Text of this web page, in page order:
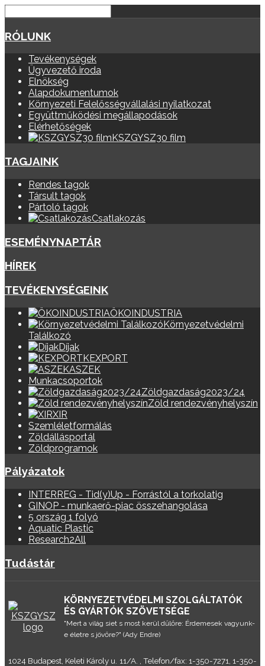
RÓLUNK
Tevékenységek
Ügyvezető iroda
Elnökség
Alapdokumentumok
Környezeti Felelősségvállalási nyilatkozat
Együttműködési megállapodások
Elérhetőségek
KSZGYSZ30 film
TAGJAINK
Rendes tagok
Társult tagok
Pártoló tagok
Csatlakozás
ESEMÉNYNAPTÁR
HÍREK
TEVÉKENYSÉGEINK
ÖKOINDUSTRIA
Környezetvédelmi
Találkozó
Díjak
KEXPORT
ASZEK
Munkacsoportok
Zöldgazdaság2023/24
Zöld rendezvényhelyszín
XIR
Szemléletformálás
Zöldállásportál
Zöldprogramok
Pályázatok
INTERREG - Tid(y)Up - Forrástól a torkolatig
GINOP - munkaerő-piac összehangolása
5 ország 1 folyó
Aquatic Plastic
Research2All
Tudástár
KÖRNYEZETVÉDELMI SZOLGÁLTATÓK
ÉS GYÁRTÓK SZÖVETSÉGE
"Mert a világ siet s most kerül dűlőre: Érdemesek vagyunk-
e életre s jövőre?" (Ady Endre)
1024 Budapest, Keleti Károly u. 11/A. , Telefon/fax: 1-350-7271, 1-350-